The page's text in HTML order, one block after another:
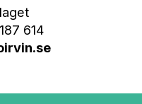
614